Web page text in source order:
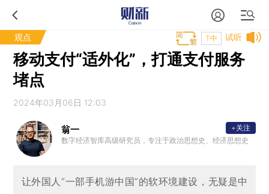
观点 试听
T中
移动支付“适外化”，打通支付服务
堵点
2024年03月06日 12:03
翁一
数字经济智库高级研究员，专注于政治思想史、经济思想史
+关注
让外国人“一部手机游中国”的软环境建设，无疑是中